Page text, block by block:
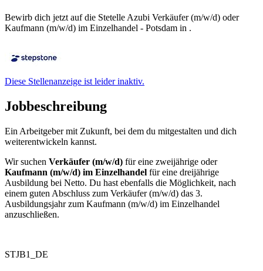
Bewirb dich jetzt auf die Stetelle Azubi Verkäufer (m/w/d) oder
Kaufmann (m/w/d) im Einzelhandel - Potsdam in .
Diese Stellenanzeige ist leider inaktiv.
Jobbeschreibung
Ein Arbeitgeber mit Zukunft, bei dem du mitgestalten und dich
weiterentwickeln kannst.
Wir suchen Verkäufer (m/w/d) für eine zweijährige oder
Kaufmann (m/w/d) im Einzelhandel für eine dreijährige
Ausbildung bei Netto. Du hast ebenfalls die Möglichkeit, nach
einem guten Abschluss zum Verkäufer (m/w/d) das 3.
Ausbildungsjahr zum Kaufmann (m/w/d) im Einzelhandel
anzuschließen.
STJB1_DE